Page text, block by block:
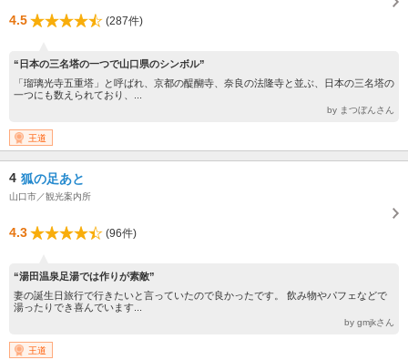
4.5 (287件)
“日本の三名塔の一つで山口県のシンボル”
「瑠璃光寺五重塔」と呼ばれ、京都の醍醐寺、奈良の法隆寺と並ぶ、日本の三名塔の
一つにも数えられており、...
by まつぼんさん
王道
4 狐の足あと
山口市／観光案内所
4.3 (96件)
“湯田温泉足湯では作りが素敵”
妻の誕生日旅行で行きたいと言っていたので良かったです。 飲み物やパフェなどで
湯ったりでき喜んでいます...
by gmjkさん
王道